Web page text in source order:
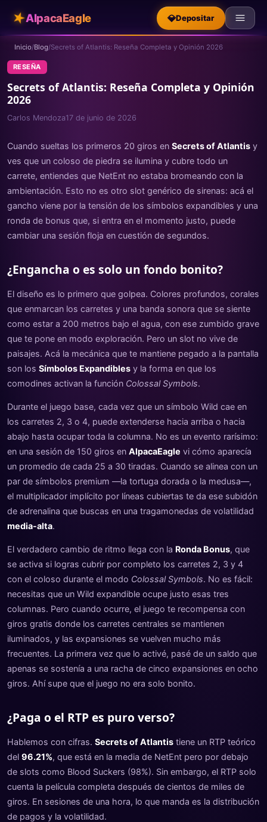
★AlpacaEagle 💎Depositar
Inicio/Blog/Secrets of Atlantis: Reseña Completa y Opinión 2026
RESEÑA
Secrets of Atlantis: Reseña Completa y Opinión
2026
Carlos Mendoza17 de junio de 2026
Cuando sueltas los primeros 20 giros en Secrets of Atlantis y
ves que un coloso de piedra se ilumina y cubre todo un
carrete, entiendes que NetEnt no estaba bromeando con la
ambientación. Esto no es otro slot genérico de sirenas: acá el
gancho viene por la tensión de los símbolos expandibles y una
ronda de bonus que, si entra en el momento justo, puede
cambiar una sesión floja en cuestión de segundos.
¿Engancha o es solo un fondo bonito?
El diseño es lo primero que golpea. Colores profundos, corales
que enmarcan los carretes y una banda sonora que se siente
como estar a 200 metros bajo el agua, con ese zumbido grave
que te pone en modo exploración. Pero un slot no vive de
paisajes. Acá la mecánica que te mantiene pegado a la pantalla
son los Símbolos Expandibles y la forma en que los
comodines activan la función Colossal Symbols.
Durante el juego base, cada vez que un símbolo Wild cae en
los carretes 2, 3 o 4, puede extenderse hacia arriba o hacia
abajo hasta ocupar toda la columna. No es un evento rarísimo:
en una sesión de 150 giros en AlpacaEagle vi cómo aparecía
un promedio de cada 25 a 30 tiradas. Cuando se alinea con un
par de símbolos premium —la tortuga dorada o la medusa—,
el multiplicador implícito por líneas cubiertas te da ese subidón
de adrenalina que buscas en una tragamonedas de volatilidad
media-alta.
El verdadero cambio de ritmo llega con la Ronda Bonus, que
se activa si logras cubrir por completo los carretes 2, 3 y 4
con el coloso durante el modo Colossal Symbols. No es fácil:
necesitas que un Wild expandible ocupe justo esas tres
columnas. Pero cuando ocurre, el juego te recompensa con
giros gratis donde los carretes centrales se mantienen
iluminados, y las expansiones se vuelven mucho más
frecuentes. La primera vez que lo activé, pasé de un saldo que
apenas se sostenía a una racha de cinco expansiones en ocho
giros. Ahí supe que el juego no era solo bonito.
¿Paga o el RTP es puro verso?
Hablemos con cifras. Secrets of Atlantis tiene un RTP teórico
del 96.21%, que está en la media de NetEnt pero por debajo
de slots como Blood Suckers (98%). Sin embargo, el RTP solo
cuenta la película completa después de cientos de miles de
giros. En sesiones de una hora, lo que manda es la distribución
de pagos y la volatilidad.